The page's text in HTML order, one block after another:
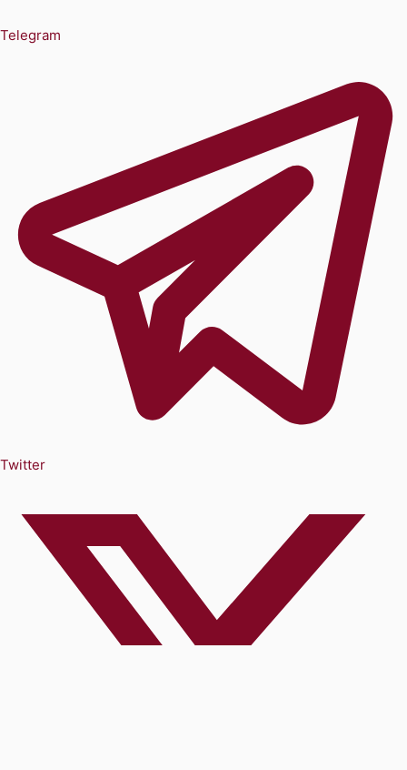
Telegram
Twitter